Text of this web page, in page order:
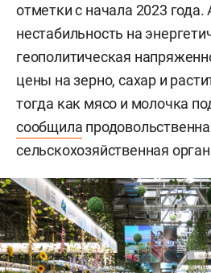
отметки с начала 2023
нестабильность на
геополитическая
цены на зерно, сахар и
тогда как мясо и молочка
сообщила
сельскохозяйственная